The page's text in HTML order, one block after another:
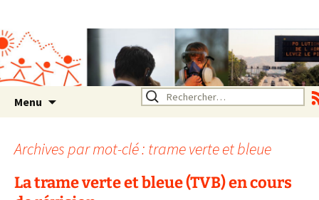
Rhône Alpes
Un environnement sain pour
la santé de tous
Menu Rechercher :
Archives par mot-clé : trame verte et bleue
La trame verte et bleue (TVB) en cours